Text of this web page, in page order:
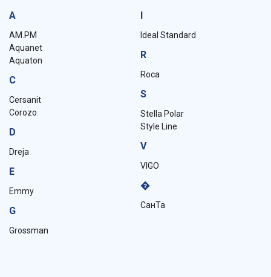
A
AM.PM
Aquanet
Aquaton
C
Cersanit
Corozo
D
Dreja
E
Emmy
G
Grossman
Ideal Standard
R
Roca
S
Stella Polar
Style Line
V
VIGO
�
СанТа